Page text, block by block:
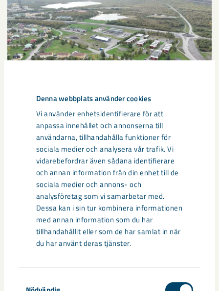
Denna webbplats använder cookies
Vi använder enhetsidentifierare för att
anpassa innehållet och annonserna till
användarna, tillhandahålla funktioner för
sociala medier och analysera vår trafik. Vi
vidarebefordrar även sådana identifierare
och annan information från din enhet till de
sociala medier och annons- och
analysföretag som vi samarbetar med.
Dessa kan i sin tur kombinera informationen
med annan information som du har
tillhandahållit eller som de har samlat in när
du har använt deras tjänster.
Sibirien-området i gamla Kiruna
centrum avvecklas under 2026
Under sommaren 2026 fortsätter avveckling av fastigheter i
gamla Kiruna centrum på grund av den pågående gruvdriften
– bland annat ...